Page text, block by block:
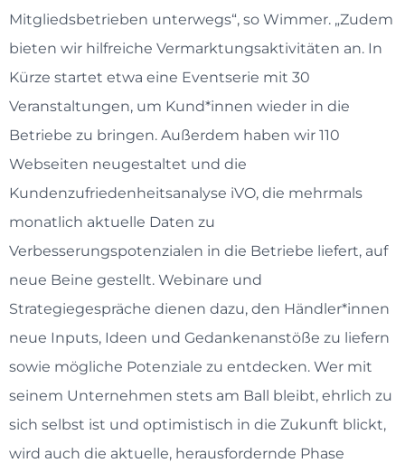
Mitgliedsbetrieben unterwegs“, so Wimmer. „Zudem
bieten wir hilfreiche Vermarktungsaktivitäten an. In
Kürze startet etwa eine Eventserie mit 30
Veranstaltungen, um Kund*innen wieder in die
Betriebe zu bringen. Außerdem haben wir 110
Webseiten neugestaltet und die
Kundenzufriedenheitsanalyse iVO, die mehrmals
monatlich aktuelle Daten zu
Verbesserungspotenzialen in die Betriebe liefert, auf
neue Beine gestellt. Webinare und
Strategiegespräche dienen dazu, den Händler*innen
neue Inputs, Ideen und Gedankenanstöße zu liefern
sowie mögliche Potenziale zu entdecken. Wer mit
seinem Unternehmen stets am Ball bleibt, ehrlich zu
sich selbst ist und optimistisch in die Zukunft blickt,
wird auch die aktuelle, herausfordernde Phase